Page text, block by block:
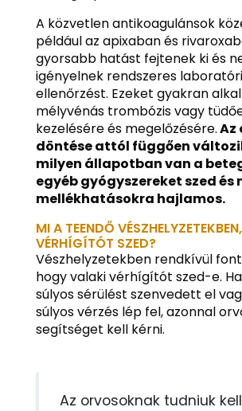
A közvetlen antikoagulánsok
például az apixaban és
gyorsabb hatást fejtenek ki és
igényelnek rendszeres
ellenőrzést. Ezeket gyakran
mélyvénás trombózis vagy
kezelésére és megelőzésére.Az
döntése attól függően
milyen állapotban van a
egyéb gyógyszereket szed és
mellékhatásokra hajlamos.
MI A TEENDŐ
VÉRHÍGÍTÓT SZED?
Vészhelyzetekben rendkívül
hogy valaki vérhígítót szed-e.
súlyos sérülést szenvedett el
súlyos vérzés lép fel, azonnal
segítséget kell kérni.
Az orvosoknak tudniuk